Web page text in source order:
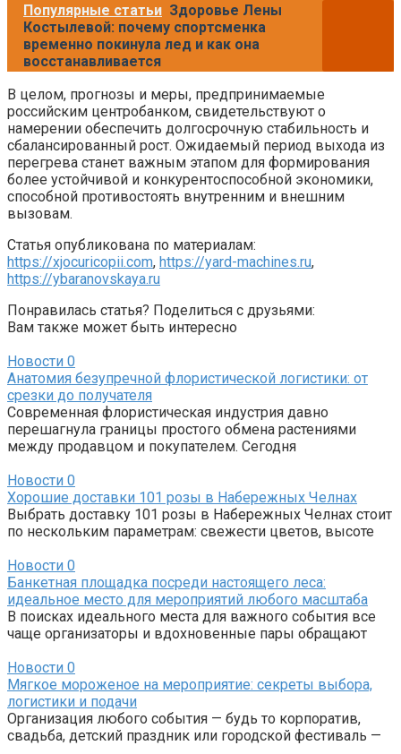
Популярные статьи Здоровье Лены
Костылевой: почему спортсменка
временно покинула лед и как она
восстанавливается
В целом, прогнозы и меры, предпринимаемые
российским центробанком, свидетельствуют о
намерении обеспечить долгосрочную стабильность и
сбалансированный рост. Ожидаемый период выхода из
перегрева станет важным этапом для формирования
более устойчивой и конкурентоспособной экономики,
способной противостоять внутренним и внешним
вызовам.
Статья опубликована по материалам:
https://xjocuricopii.com, https://yard-machines.ru,
https://ybaranovskaya.ru
Понравилась статья? Поделиться с друзьями:
Вам также может быть интересно
Новости 0
Анатомия безупречной флористической логистики: от
срезки до получателя
Современная флористическая индустрия давно
перешагнула границы простого обмена растениями
между продавцом и покупателем. Сегодня
Новости 0
Хорошие доставки 101 розы в Набережных Челнах
Выбрать доставку 101 розы в Набережных Челнах стоит
по нескольким параметрам: свежести цветов, высоте
Новости 0
Банкетная площадка посреди настоящего леса:
идеальное место для мероприятий любого масштаба
В поисках идеального места для важного события все
чаще организаторы и вдохновенные пары обращают
Новости 0
Мягкое мороженое на мероприятие: секреты выбора,
логистики и подачи
Организация любого события — будь то корпоратив,
свадьба, детский праздник или городской фестиваль —